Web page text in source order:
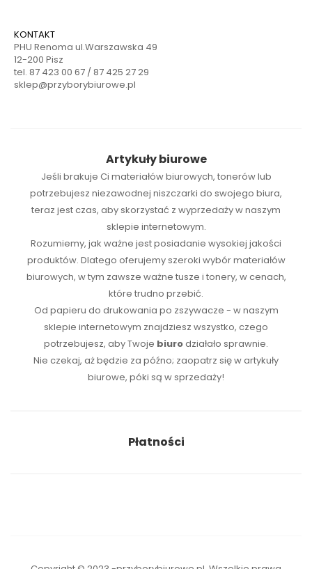
KONTAKT
PHU Renoma ul.Warszawska 49
12-200 Pisz
tel. 87 423 00 67 / 87 425 27 29
sklep@przyborybiurowe.pl
Artykuły biurowe
Jeśli brakuje Ci materiałów biurowych, tonerówlub
potrzebujesz niezawodnej niszczarki do swojego biura,
teraz jest czas, aby skorzystać z wyprzedaży w naszym
sklepie internetowym.
Rozumiemy, jak ważne jest posiadanie wysokiej jakości
produktów. Dlatego oferujemy szeroki wybór materiałów
biurowych, w tym zawsze ważne tusze i tonery, w cenach,
które trudno przebić.
Od papieru do drukowania po zszywacze - w naszym
sklepie internetowym znajdziesz wszystko, czego
potrzebujesz, aby Twoje biurodziałało sprawnie.
Nie czekaj, aż będzie za późno; zaopatrz się w artykuły
biurowe, póki są w sprzedaży!
Płatności